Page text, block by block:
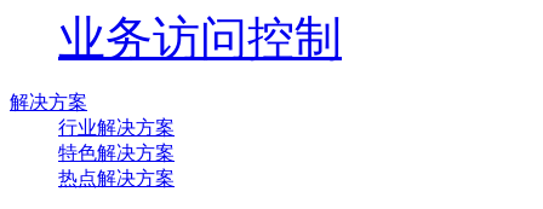
业务访问控制
解决方案
行业解决方案
特色解决方案
热点解决方案